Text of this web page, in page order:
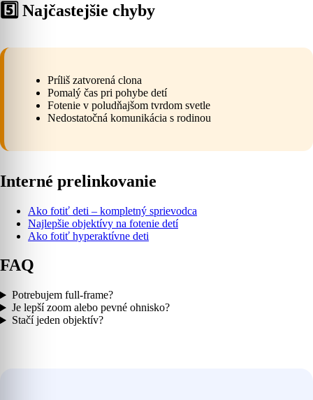
5️⃣ Najčastejšie chyby
Príliš zatvorená clona
Pomalý čas pri pohybe detí
Fotenie v poludňajšom tvrdom svetle
Nedostatočná komunikácia s rodinou
Interné prelinkovanie
Ako fotiť deti – kompletný sprievodca
Najlepšie objektívy na fotenie detí
Ako fotiť hyperaktívne deti
FAQ
Potrebujem full-frame?
Je lepší zoom alebo pevné ohnisko?
Stačí jeden objektív?